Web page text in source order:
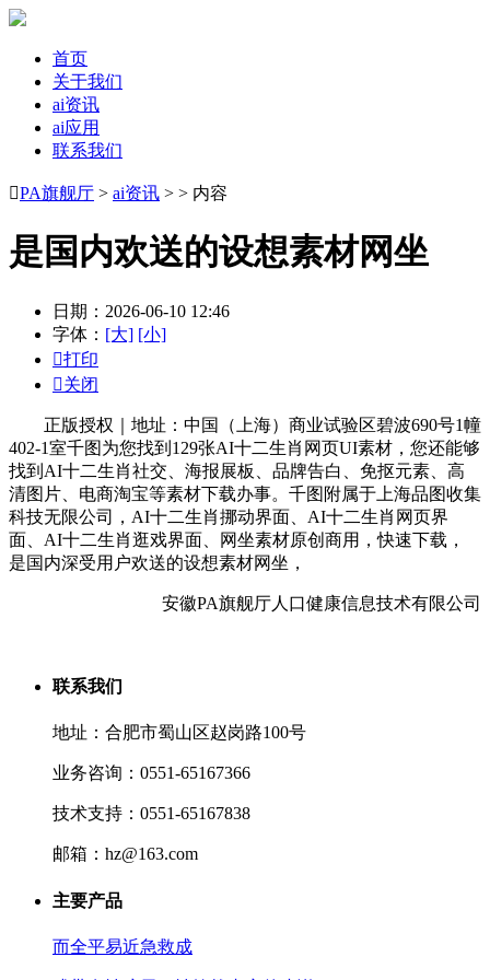
首页
关于我们
ai资讯
ai应用
联系我们
PA旗舰厅 > ai资讯 > > 内容
是国内欢送的设想素材网坐
日期：2026-06-10 12:46
字体： [大] [小]
打印
关闭
正版授权｜地址：中国（上海）商业试验区碧波690号1幢
402-1室千图为您找到129张AI十二生肖网页UI素材，您还能够
找到AI十二生肖社交、海报展板、品牌告白、免抠元素、高
清图片、电商淘宝等素材下载办事。千图附属于上海品图收集
科技无限公司，AI十二生肖挪动界面、AI十二生肖网页界
面、AI十二生肖逛戏界面、网坐素材原创商用，快速下载，
是国内深受用户欢送的设想素材网坐，
安徽PA旗舰厅人口健康信息技术有限公司
联系我们
地址：合肥市蜀山区赵岗路100号
业务咨询：0551-65167366
技术支持：0551-65167838
邮箱：hz@163.com
主要产品
而全平易近急救成